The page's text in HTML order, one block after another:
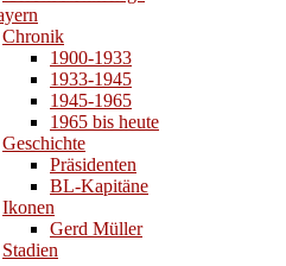
Chronik
1900-1933
1933-1945
1945-1965
1965 bis heute
Geschichte
Präsidenten
BL-Kapitäne
Ikonen
Gerd Müller
Stadien